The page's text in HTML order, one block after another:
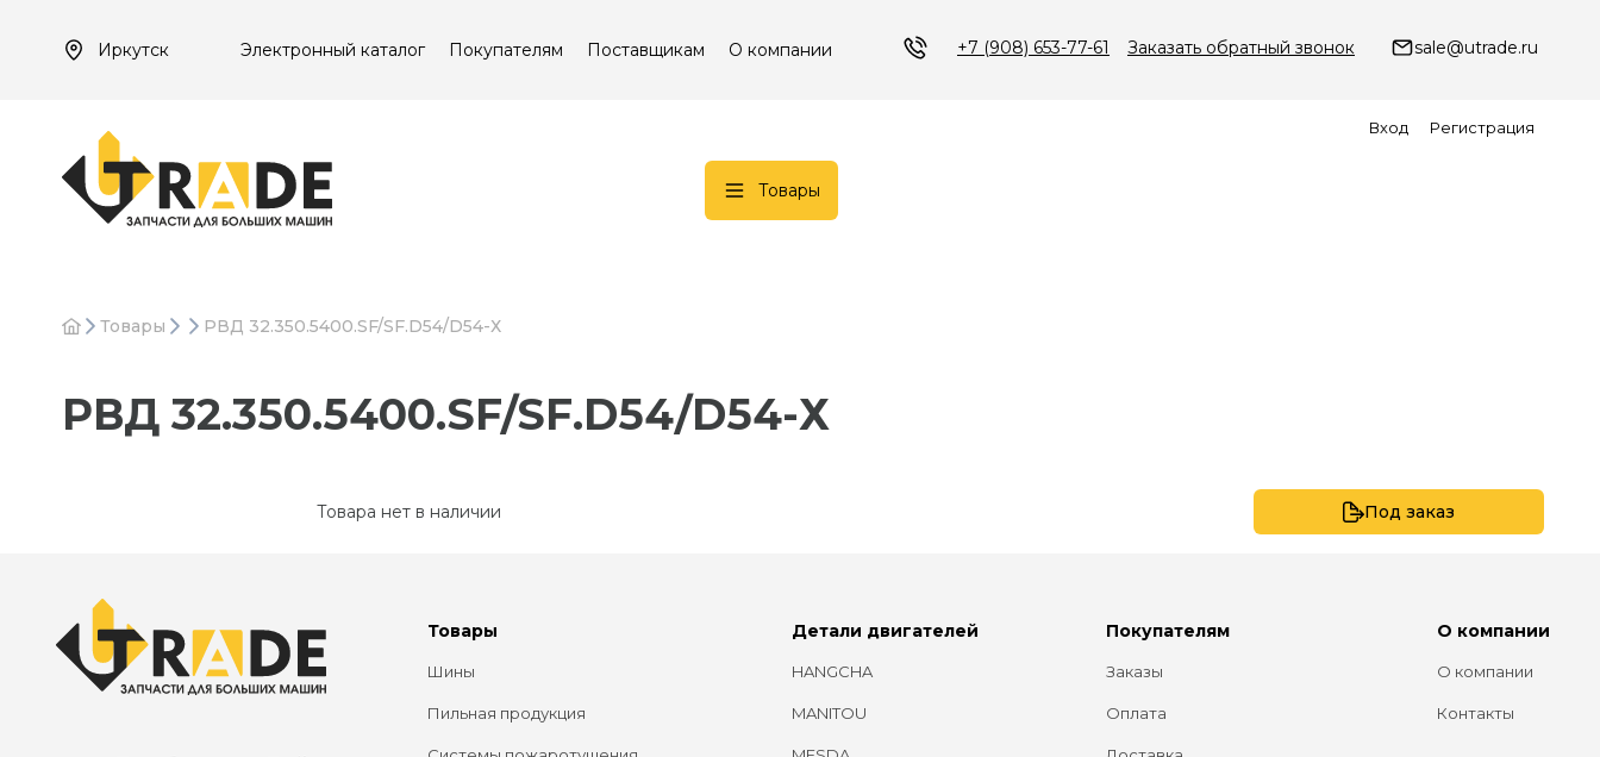
Иркутск Электронный каталог Покупателям Поставщикам О компании +7 (908) 653-77-61 Заказать обратный звонок sale@utrade.ru
Вход Регистрация
Товары
Товары РВД 32.350.5400.SF/SF.D54/D54-Х
РВД 32.350.5400.SF/SF.D54/D54-Х
Товара нет в наличии Под заказ
Товары
Шины
Пильная продукция
Детали двигателей
HANGCHA
MANITOU
Покупателям
Заказы
Оплата
О компании
О компании
Контакты